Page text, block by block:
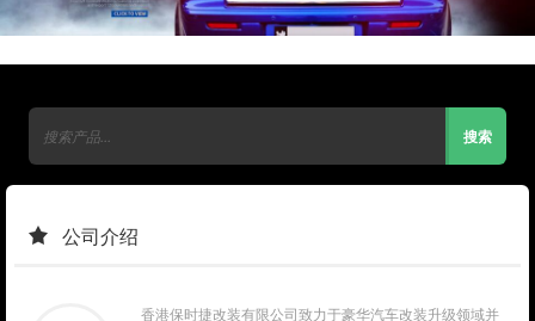
公司介绍
香港保时捷改装有限公司致力于豪华汽车改装升级领域并